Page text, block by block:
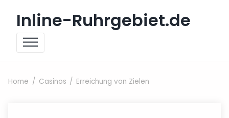
Inline-Ruhrgebiet.de
Home Casinos Erreichung von Zielen